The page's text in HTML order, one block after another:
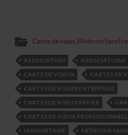
Cartes de vœux Médecins Sans
ASSOCIATION
ASSOCIATIONS
CARTE DE VOEUX
CARTES DE
CARTES DE VOEUX ENTREPRISE
CARTES DE VOEUX PAPIER
CARTES DE VŒUX
HUMANITAIRE
MÉDECINS